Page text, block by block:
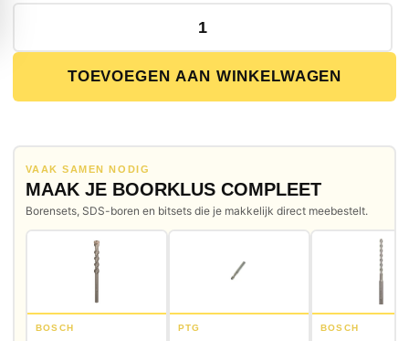
TOEVOEGEN AAN WINKELWAGEN
VAAK SAMEN NODIG
MAAK JE BOORKLUS COMPLEET
Borensets, SDS-boren en bitsets die je makkelijk direct meebestelt.
BOSCH PTG BOSCH